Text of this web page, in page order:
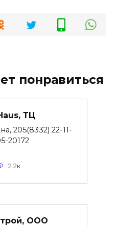
понравиться
ТЦ
205(8332) 22-11-
20172
2.2к.
ООО